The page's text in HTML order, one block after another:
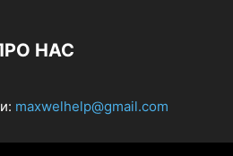
НАС
maxwelhelp@gmail.com